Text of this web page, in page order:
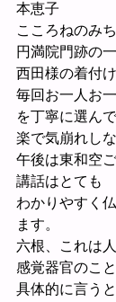
本恵子
こころねのみ
円満院門跡の
西田様の着付
毎回お一人お
を丁寧に選ん
楽で気崩れし
午後は東和空
講話はとても
わかりやすく
ます。
六根、これは
感覚器官のこと
具体的に言う